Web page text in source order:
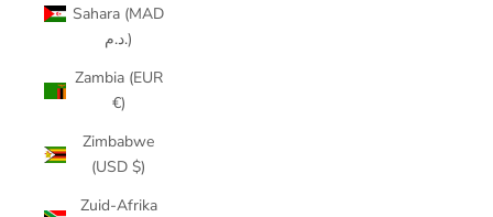
Sahara (MAD
د.م.)
Zambia (EUR
€)
Zimbabwe
(USD $)
Zuid-Afrika